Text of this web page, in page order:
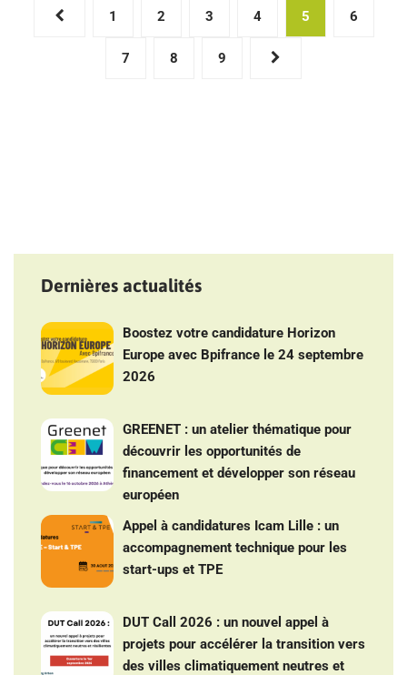
Pagination
1 2 3 4 5 6
7 8 9
Dernières actualités
Boostez votre candidature Horizon
Europe avec Bpifrance le 24 septembre
2026
GREENET : un atelier thématique pour
découvrir les opportunités de
financement et développer son réseau
européen
Appel à candidatures Icam Lille : un
accompagnement technique pour les
start-ups et TPE
DUT Call 2026 : un nouvel appel à
projets pour accélérer la transition vers
des villes climatiquement neutres et